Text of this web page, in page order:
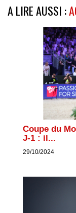
A LIRE AUSSI :
Coupe du
J-1 : il...
29/10/2024